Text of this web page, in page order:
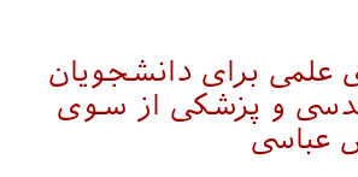
علمی برای دانشجویان
و پزشکی از سوی
عباسی